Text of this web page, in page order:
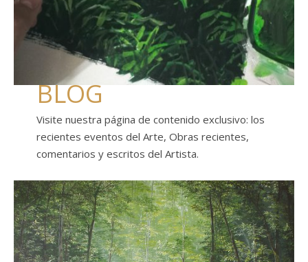
BLOG
Visite nuestra página de contenido exclusivo: los
recientes eventos del Arte, Obras recientes,
comentarios y escritos del Artista.